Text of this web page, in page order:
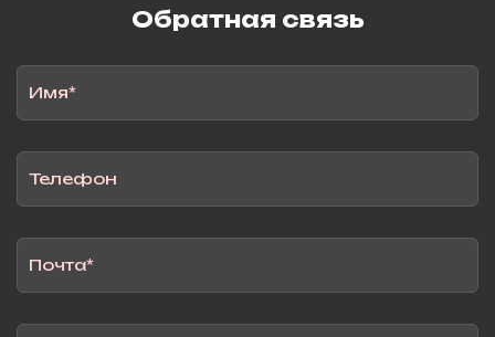
Обратная связь